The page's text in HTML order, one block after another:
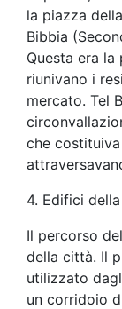
la piazza
Bibbia
Questa era
riunivano i
mercato. Tel
che
4. Edifici
Il percorso
della città. Il
utilizzato
un corridoio